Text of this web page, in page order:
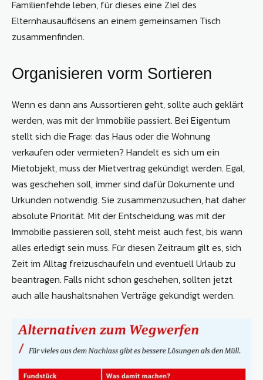
Familienfehde leben, für dieses eine Ziel des
Elternhausauflösens an einem gemeinsamen Tisch
zusammenfinden.
Organisieren vorm Sortieren
Wenn es dann ans Aussortieren geht, sollte auch geklärt
werden, was mit der Immobilie passiert. Bei Eigentum
stellt sich die Frage: das Haus oder die Wohnung
verkaufen oder vermieten? Handelt es sich um ein
Mietobjekt, muss der Mietvertrag gekündigt werden. Egal,
was geschehen soll, immer sind dafür Dokumente und
Urkunden notwendig. Sie zusammenzusuchen, hat daher
absolute Priorität. Mit der Entscheidung, was mit der
Immobilie passieren soll, steht meist auch fest, bis wann
alles erledigt sein muss. Für diesen Zeitraum gilt es, sich
Zeit im Alltag freizuschaufeln und eventuell Urlaub zu
beantragen. Falls nicht schon geschehen, sollten jetzt
auch alle haushaltsnahen Verträge gekündigt werden.